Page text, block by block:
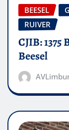
BEESEL
RUIVER
CJIB:
Beesel